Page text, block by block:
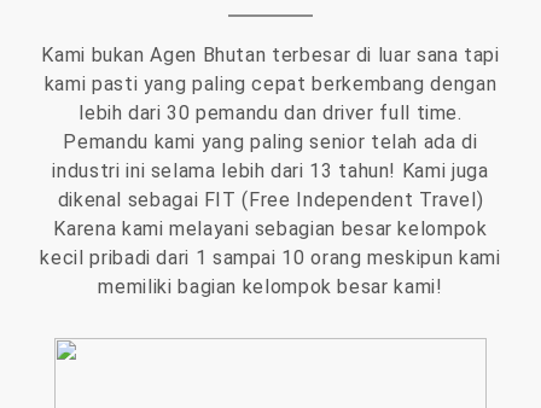
Kami bukan Agen Bhutan terbesar di luar sana tapi
kami pasti yang paling cepat berkembang dengan
lebih dari 30 pemandu dan driver full time.
Pemandu kami yang paling senior telah ada di
industri ini selama lebih dari 13 tahun! Kami juga
dikenal sebagai FIT (Free Independent Travel)
Karena kami melayani sebagian besar kelompok
kecil pribadi dari 1 sampai 10 orang meskipun kami
memiliki bagian kelompok besar kami!